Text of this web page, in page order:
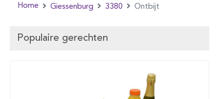
Home Giessenburg 3380 Ontbijt
Populaire gerechten